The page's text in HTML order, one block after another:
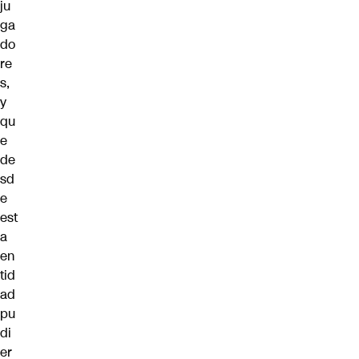
ju
ga
do
re
s,
y
qu
e
de
sd
e
est
a
en
tid
ad
pu
di
er